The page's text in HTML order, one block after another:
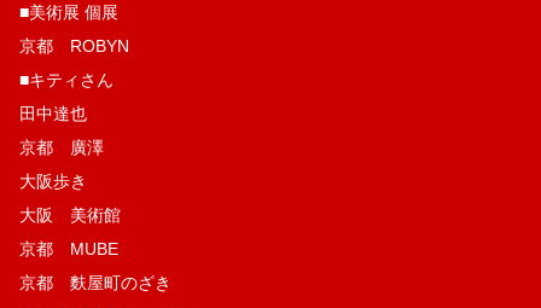
■美術展 個展
京都 ROBYN
■キティさん
田中達也
京都 廣澤
大阪歩き
大阪 美術館
京都 MUBE
京都 麩屋町のざき